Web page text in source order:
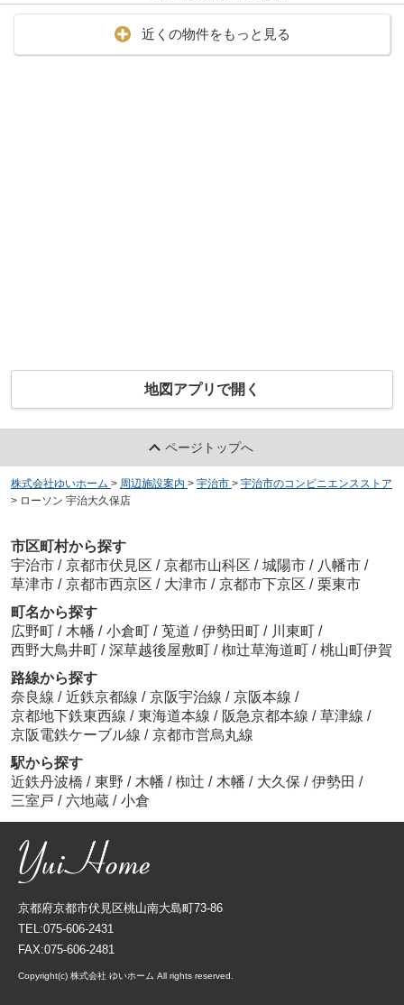
近くの物件をもっと見る
地図アプリで開く
ページトップへ
株式会社ゆいホーム > 周辺施設案内 > 宇治市 > 宇治市のコンビニエンスストア
> ローソン 宇治大久保店
市区町村から探す
宇治市 / 京都市伏見区 / 京都市山科区 / 城陽市 / 八幡市 /
草津市 / 京都市西京区 / 大津市 / 京都市下京区 / 栗東市
町名から探す
広野町 / 木幡 / 小倉町 / 莵道 / 伊勢田町 / 川東町 /
西野大鳥井町 / 深草越後屋敷町 / 椥辻草海道町 / 桃山町伊賀
路線から探す
奈良線 / 近鉄京都線 / 京阪宇治線 / 京阪本線 /
京都地下鉄東西線 / 東海道本線 / 阪急京都本線 / 草津線 /
京阪電鉄ケーブル線 / 京都市営烏丸線
駅から探す
近鉄丹波橋 / 東野 / 木幡 / 椥辻 / 木幡 / 大久保 / 伊勢田 /
三室戸 / 六地蔵 / 小倉
京都府京都市伏見区桃山南大島町73-86
TEL:075-606-2431
FAX:075-606-2481
Copyright(c) 株式会社 ゆいホーム All rights reserved.